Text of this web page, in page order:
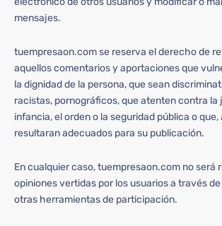
mensajes.
tuempresaon.com se reserva el derecho de
aquellos comentarios y aportaciones que
la dignidad de la persona, que sean
racistas, pornográficos, que atenten contra la
infancia, el orden o la seguridad pública o que,
resultaran adecuados para su publicación.
En cualquier caso, tuempresaon.com no será
opiniones vertidas por los usuarios a través
otras herramientas de participación.